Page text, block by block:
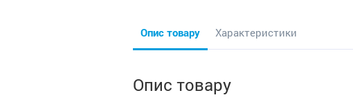
Опис товару Характеристики
Опис товару